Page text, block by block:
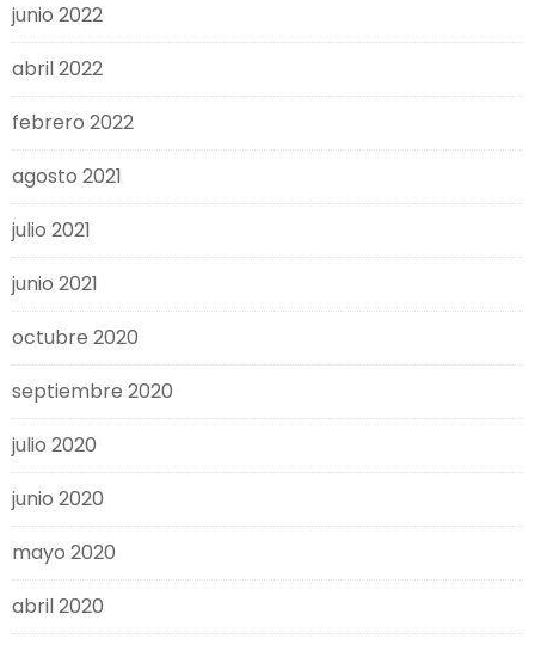
junio 2022
abril 2022
febrero 2022
agosto 2021
julio 2021
junio 2021
octubre 2020
septiembre 2020
julio 2020
junio 2020
mayo 2020
abril 2020